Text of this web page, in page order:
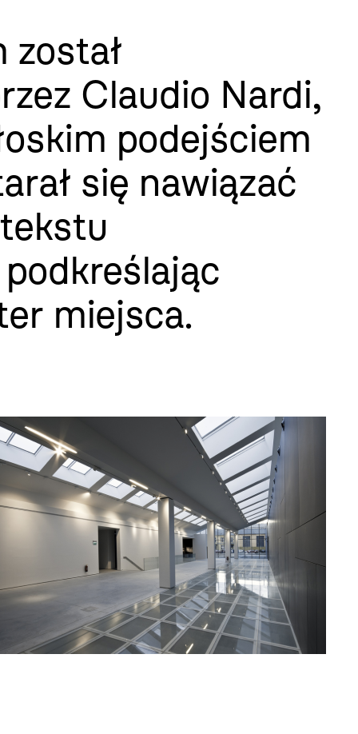
został
Claudio Nardi,
podejściem
się nawiązać
miejsca.